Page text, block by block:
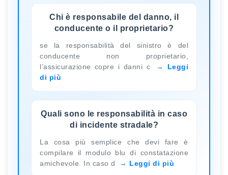
Chi è responsabile del danno, il
conducente o il proprietario?
se la responsabilità del sinistro è del
conducente non proprietario,
l’assicurazione copre i danni c
Leggi
di più
Quali sono le responsabilità in caso
di incidente stradale?
La cosa più semplice che devi fare è
compilare il modulo blu di constatazione
amichevole. In caso d
Leggi di più